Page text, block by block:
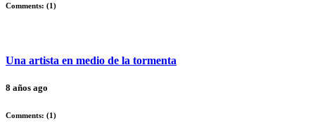
Comments: (1)
Una artista en medio de la tormenta
8 años ago
Comments: (1 )